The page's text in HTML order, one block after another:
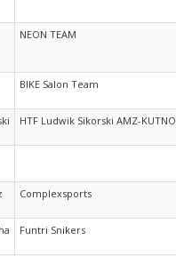
NEON TEAM
BIKE Salon Team
HTF Ludwik Sikorski AMZ-
Complexsports
Funtri Snikers